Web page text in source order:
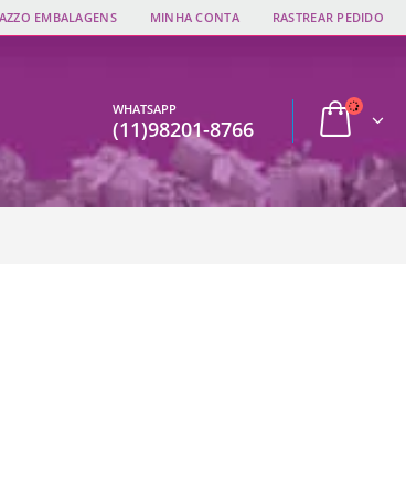
EMBALAGENS MINHA CONTA RASTREAR PEDIDO
WHATSAPP
(11)98201-8766